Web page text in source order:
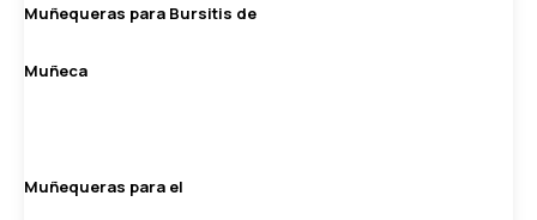
Muñequeras para Bursitis de
Muñeca
Muñequeras para el